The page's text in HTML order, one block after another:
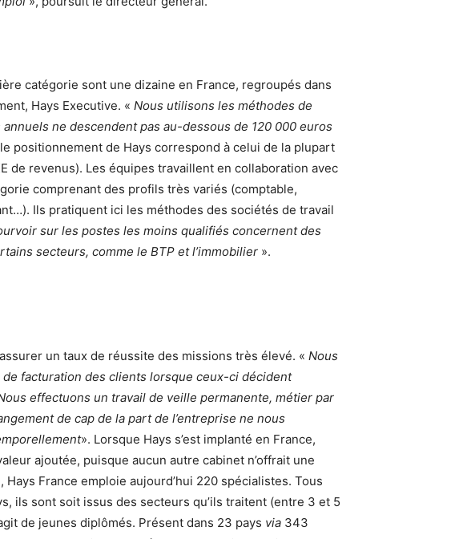
catégorie sont une dizaine en France, regroupés dans
Hays Executive. « Nous utilisons les méthodes de
ne descendent pas au-dessous de 120 000 euros
positionnement de Hays correspond à celui de la plupart
de revenus). Les équipes travaillent en collaboration avec
comprenant des profils très variés (comptable,
Ils pratiquent ici les méthodes des sociétés de travail
sur les postes les moins qualifiés concernent des
secteurs, comme le BTP et l’immobilier ».
un taux de réussite des missions très élevé. « Nous
facturation des clients lorsque ceux-ci décident
effectuons un travail de veille permanente, métier par
de cap de la part de l’entreprise ne nous
». Lorsque Hays s’est implanté en France,
ajoutée, puisque aucun autre cabinet n’offrait une
France emploie aujourd’hui 220 spécialistes. Tous
ils sont soit issus des secteurs qu’ils traitent (entre 3 et 5
de jeunes diplômés. Présent dans 23 pays via 343